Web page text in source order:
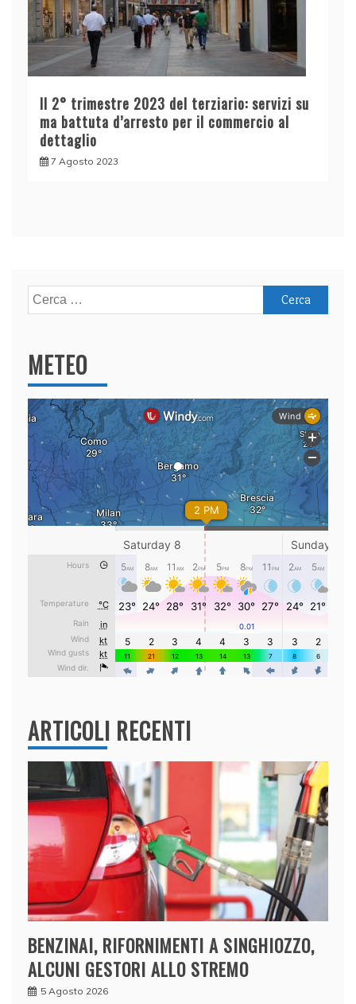
Il 2° trimestre 2023 del terziario: servizi su
ma battuta d’arresto per il commercio al
dettaglio
7 Agosto 2023
Ricerca
per:
METEO
ARTICOLI RECENTI
BENZINAI, RIFORNIMENTI A SINGHIOZZO,
ALCUNI GESTORI ALLO STREMO
5 Agosto 2026